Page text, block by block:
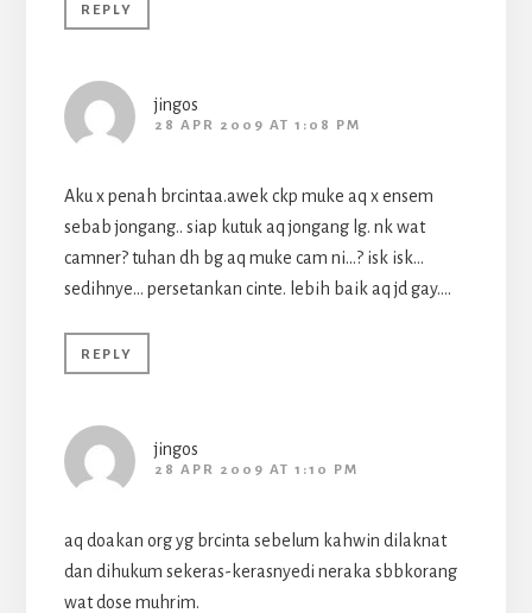
REPLY
jingos
28 APR 2009 AT 1:08 PM
Aku x penah brcintaa.awek ckp muke aq x ensem
sebab jongang.. siap kutuk aq jongang lg. nk wat
camner? tuhan dh bg aq muke cam ni…? isk isk…
sedihnye… persetankan cinte. lebih baik aq jd gay….
REPLY
jingos
28 APR 2009 AT 1:10 PM
aq doakan org yg brcinta sebelum kahwin dilaknat
dan dihukum sekeras-kerasnyedi neraka sbbkorang
wat dose muhrim.